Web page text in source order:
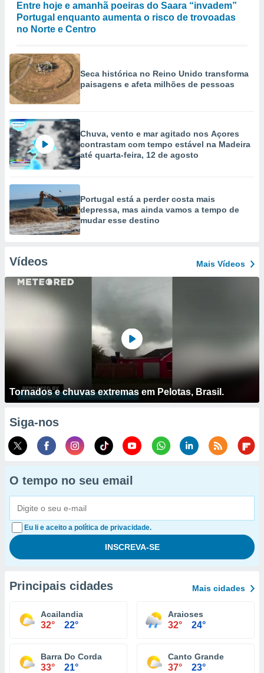
Entre hoje e amanhã poeiras do Saara “invadem”
Portugal enquanto aumenta o risco de trovoadas
no Norte e Centro
Seca histórica no Reino Unido transforma
paisagens e afeta milhões de pessoas
Chuva, vento e mar agitado nos Açores
contrastam com tempo estável na Madeira
até quarta-feira, 12 de agosto
Portugal está a perder costa mais
depressa, mas ainda vamos a tempo de
mudar esse destino
Vídeos Mais Vídeos
Tornados e chuvas extremas em Pelotas, Brasil.
Siga-nos
O tempo no seu email
Eu li e aceito a política de privacidade.
Principais cidades Mais cidades
Acailandia
32° 22°
Araioses
32° 24°
Barra Do Corda
33° 21°
Canto Grande
37° 23°